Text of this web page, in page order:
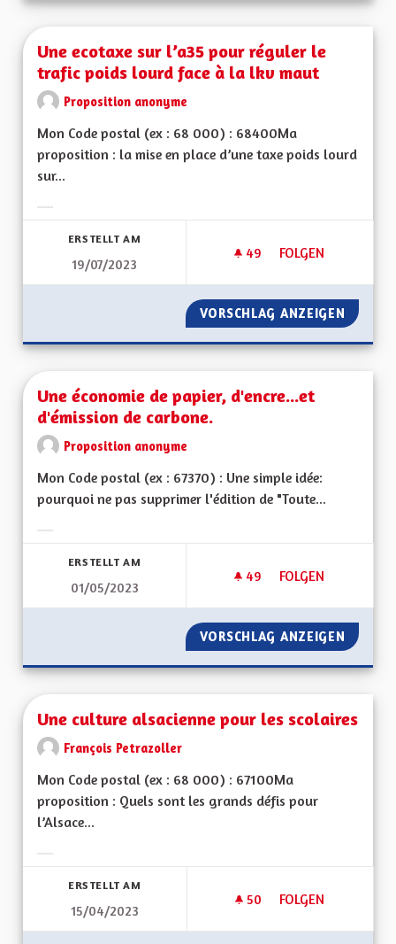
Une ecotaxe sur l’a35 pour réguler le
trafic poids lourd face à la lkv maut
Proposition anonyme
Mon Code postal (ex : 68 000) : 68400Ma
proposition : la mise en place d’une taxe poids lourd
sur...
ERSTELLT AM
19/07/2023
49 49 FOLLOWER
FOLGEN
UNE ECOTAXE
VORSCHLAG ANZEIGEN UNE
Une économie de papier, d'encre...et
d'émission de carbone.
Proposition anonyme
Mon Code postal (ex : 67370) : Une simple idée:
pourquoi ne pas supprimer l'édition de "Toute...
ERSTELLT AM
01/05/2023
49 49 FOLLOWER
FOLGEN
UNE ÉCONOMIE
VORSCHLAG ANZEIGEN UNE
Une culture alsacienne pour les scolaires
François Petrazoller
Mon Code postal (ex : 68 000) : 67100Ma
proposition : Quels sont les grands défis pour
l’Alsace...
ERSTELLT AM
15/04/2023
50 50 FOLLOWER
FOLGEN
UNE CULTURE